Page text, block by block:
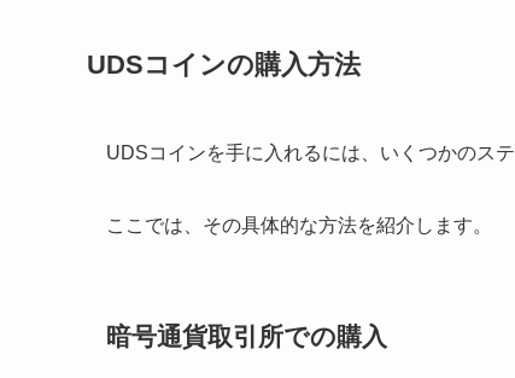
UDSコインの購入方法
UDSコインを手に入れるには、いくつかのス
ここでは、その具体的な方法を紹介します。
暗号通貨取引所での購入